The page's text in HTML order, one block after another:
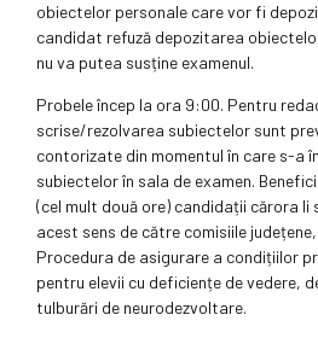
obiectelor personale care vor fi
candidat refuză depozitarea
nu va putea susține examenul.
Probele încep la ora 9:00. Pentru
scrise/rezolvarea subiectelor sunt
contorizate din momentul în care s-a
subiectelor în sala de examen.
(cel mult două ore) candidații cărora
acest sens de către comisiile
Procedura de asigurare a condițiilor
pentru elevii cu deficiențe de vedere,
tulburări de neurodezvoltare.